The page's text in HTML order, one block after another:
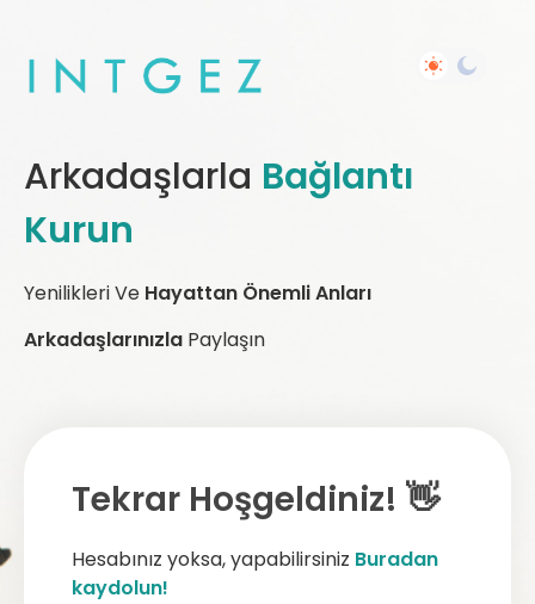
Arkadaşlarla Bağlantı
Kurun
Yenilikleri Ve Hayattan Önemli Anları
Arkadaşlarınızla Paylaşın
Tekrar Hoşgeldiniz! 👋
Hesabınız yoksa, yapabilirsiniz Buradan
kaydolun!